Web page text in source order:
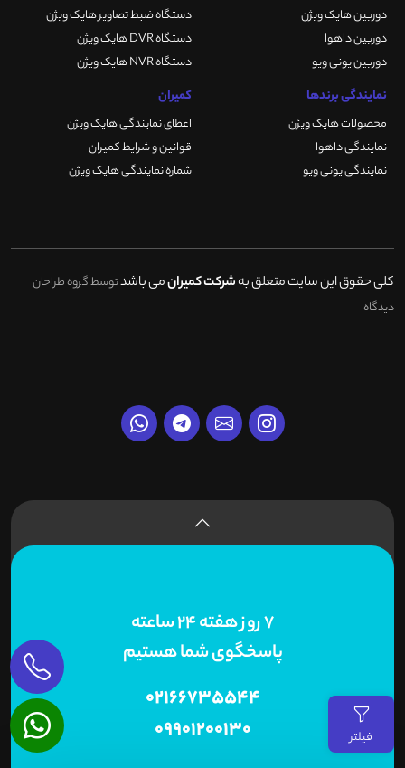
فیلتر
دوربین هایک ویژن
دوربین داهوا
دوربین یونی ویو
دستگاه ضبط تصاویر هایک ویژن
دستگاه DVR هایک ویژن
دستگاه NVR هایک ویژن
نمایندگی برندها
محصولات هایک ویژن
نمایندگی داهوا
نمایندگی یونی ویو
کمیران
اعطای نمایندگی هایک ویژن
قوانین و شرایط کمیران
شماره نمایندگی هایک ویژن
کلی حقوق این سایت متعلق بهشرکت کمیرانمی باشدتوسط گروه طراحان
دیدگاه
7 روز هفته 24 ساعته
پاسخگوی شما هستیم
02166735544
09901200130